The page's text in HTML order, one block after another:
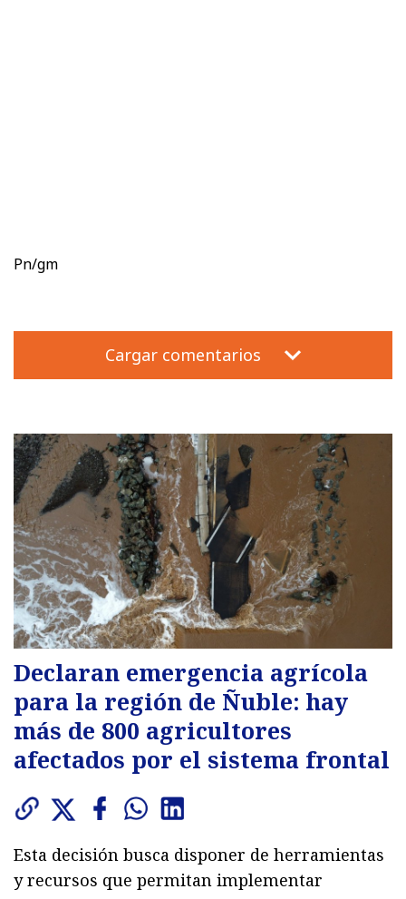
Pn/gm
Cargar comentarios
Declaran emergencia agrícola
para la región de Ñuble: hay
más de 800 agricultores
afectados por el sistema frontal
Esta decisión busca disponer de herramientas
y recursos que permitan implementar